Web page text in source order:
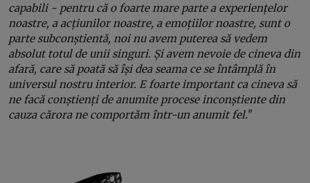
capabili - pentru că o foarte mare parte a experiențelor
noastre, a acțiunilor noastre, a emoțiilor noastre, sunt o
parte subconștientă, noi nu avem puterea să vedem
absolut totul de unii singuri. Și avem nevoie de cineva din
afară, care să poată să își dea seama ce se întâmplă în
universul nostru interior. E foarte important ca cineva să
ne facă conștienți de anumite procese inconștiente din
cauza cărora ne comportăm într-un anumit fel."